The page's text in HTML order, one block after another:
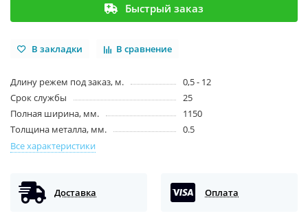
Быстрый заказ
В закладки В сравнение
Длину режем под заказ, м.
0,5 - 12
Срок службы
25
Полная ширина, мм.
1150
Толщина металла, мм.
0.5
Все характеристики
Доставка Оплата